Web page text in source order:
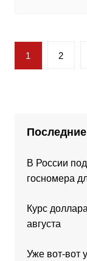
записей
1 2
В России
госномера
Курс
августа
Уже вот-вот